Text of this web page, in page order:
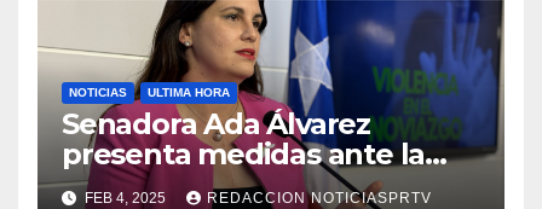
NOTICIAS ULTIMA HORA
Senadora Ada Álvarez
presenta medidas ante la
violencia en el noviazgo
FEB 4, 2025 REDACCION NOTICIASPRTV